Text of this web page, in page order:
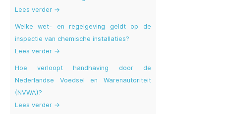
Lees verder →
Welke wet- en regelgeving geldt op de
inspectie van chemische installaties?
Lees verder →
Hoe verloopt handhaving door de
Nederlandse Voedsel en Warenautoriteit
(NVWA)?
Lees verder →